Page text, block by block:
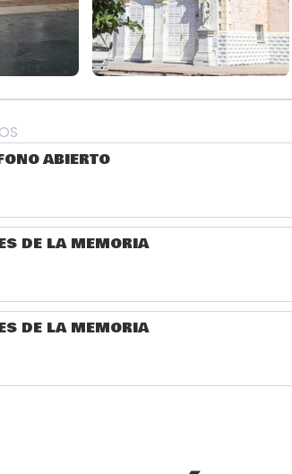
ABIERTO
DE LA MEMORIA
DE LA MEMORIA